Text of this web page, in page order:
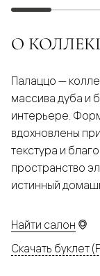
О
Палаццо —
массива дуба и
интерьере.
вдохновлены
текстура и
пространство
истинный
Найти салон
Скачать буклет